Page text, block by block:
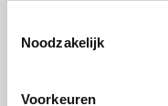
Noodzakelijk
Voorkeuren